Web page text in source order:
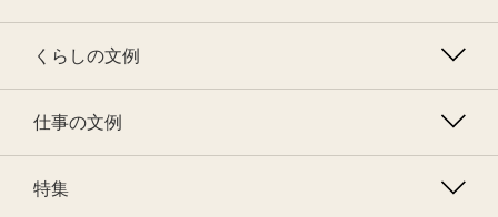
くらしの文例
仕事の文例
特集